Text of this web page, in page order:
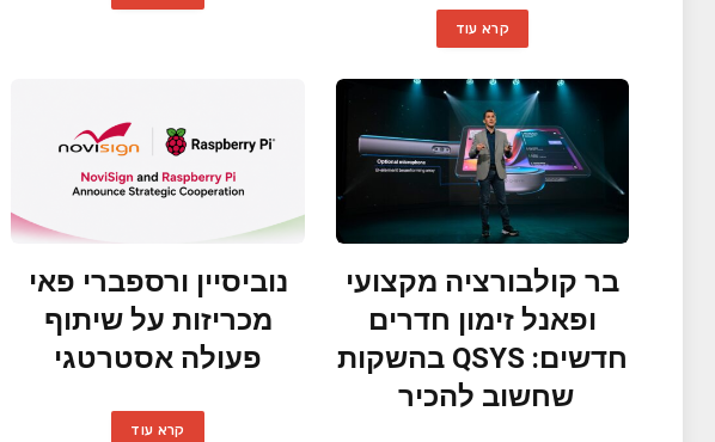
קרא עוד
בר קולבורציה מקצועי
ופאנל זימון חדרים
חדשים: QSYS בהשקות
שחשוב להכיר
נוביסיין ורספברי פאי
מכריזות על שיתוף
פעולה אסטרטגי
קרא עוד